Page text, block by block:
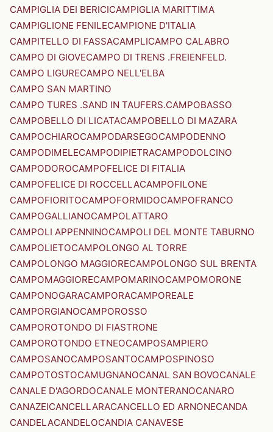
CAMPIGLIA DEI BERICICAMPIGLIA MARITTIMA
CAMPIGLIONE FENILECAMPIONE D'ITALIA
CAMPITELLO DI FASSACAMPLICAMPO CALABRO
CAMPO DI GIOVECAMPO DI TRENS .FREIENFELD.
CAMPO LIGURECAMPO NELL'ELBA
CAMPO SAN MARTINO
CAMPO TURES .SAND IN TAUFERS.CAMPOBASSO
CAMPOBELLO DI LICATACAMPOBELLO DI MAZARA
CAMPOCHIAROCAMPODARSEGOCAMPODENNO
CAMPODIMELECAMPODIPIETRACAMPODOLCINO
CAMPODOROCAMPOFELICE DI FITALIA
CAMPOFELICE DI ROCCELLACAMPOFILONE
CAMPOFIORITOCAMPOFORMIDOCAMPOFRANCO
CAMPOGALLIANOCAMPOLATTARO
CAMPOLI APPENNINOCAMPOLI DEL MONTE TABURNO
CAMPOLIETOCAMPOLONGO AL TORRE
CAMPOLONGO MAGGIORECAMPOLONGO SUL BRENTA
CAMPOMAGGIORECAMPOMARINOCAMPOMORONE
CAMPONOGARACAMPORACAMPOREALE
CAMPORGIANOCAMPOROSSO
CAMPOROTONDO DI FIASTRONE
CAMPOROTONDO ETNEOCAMPOSAMPIERO
CAMPOSANOCAMPOSANTOCAMPOSPINOSO
CAMPOTOSTOCAMUGNANOCANAL SAN BOVOCANALE
CANALE D'AGORDOCANALE MONTERANOCANARO
CANAZEICANCELLARACANCELLO ED ARNONECANDA
CANDELACANDELOCANDIA CANAVESE